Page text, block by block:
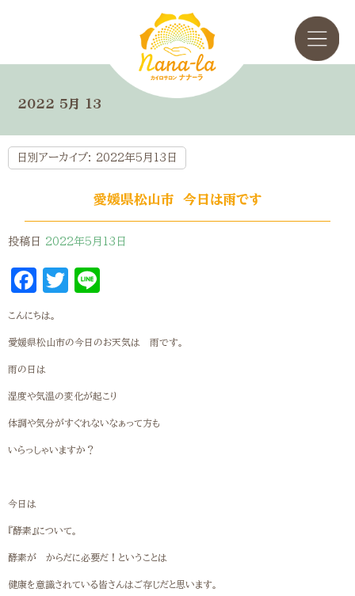
2022 5月 13
日別アーカイブ: 2022年5月13日
愛媛県松山市 今日は雨です
投稿日 2022年5月13日
Facebook
Twitter
こんにちは。
愛媛県松山市の今日のお天気は 雨です。
雨の日は
湿度や気温の変化が起こり
体調や気分がすぐれないなぁって方も
いらっしゃいますか？
今日は
『酵素』について。
酵素が からだに必要だ！ということは
健康を意識されている皆さんはご存じだと思います。